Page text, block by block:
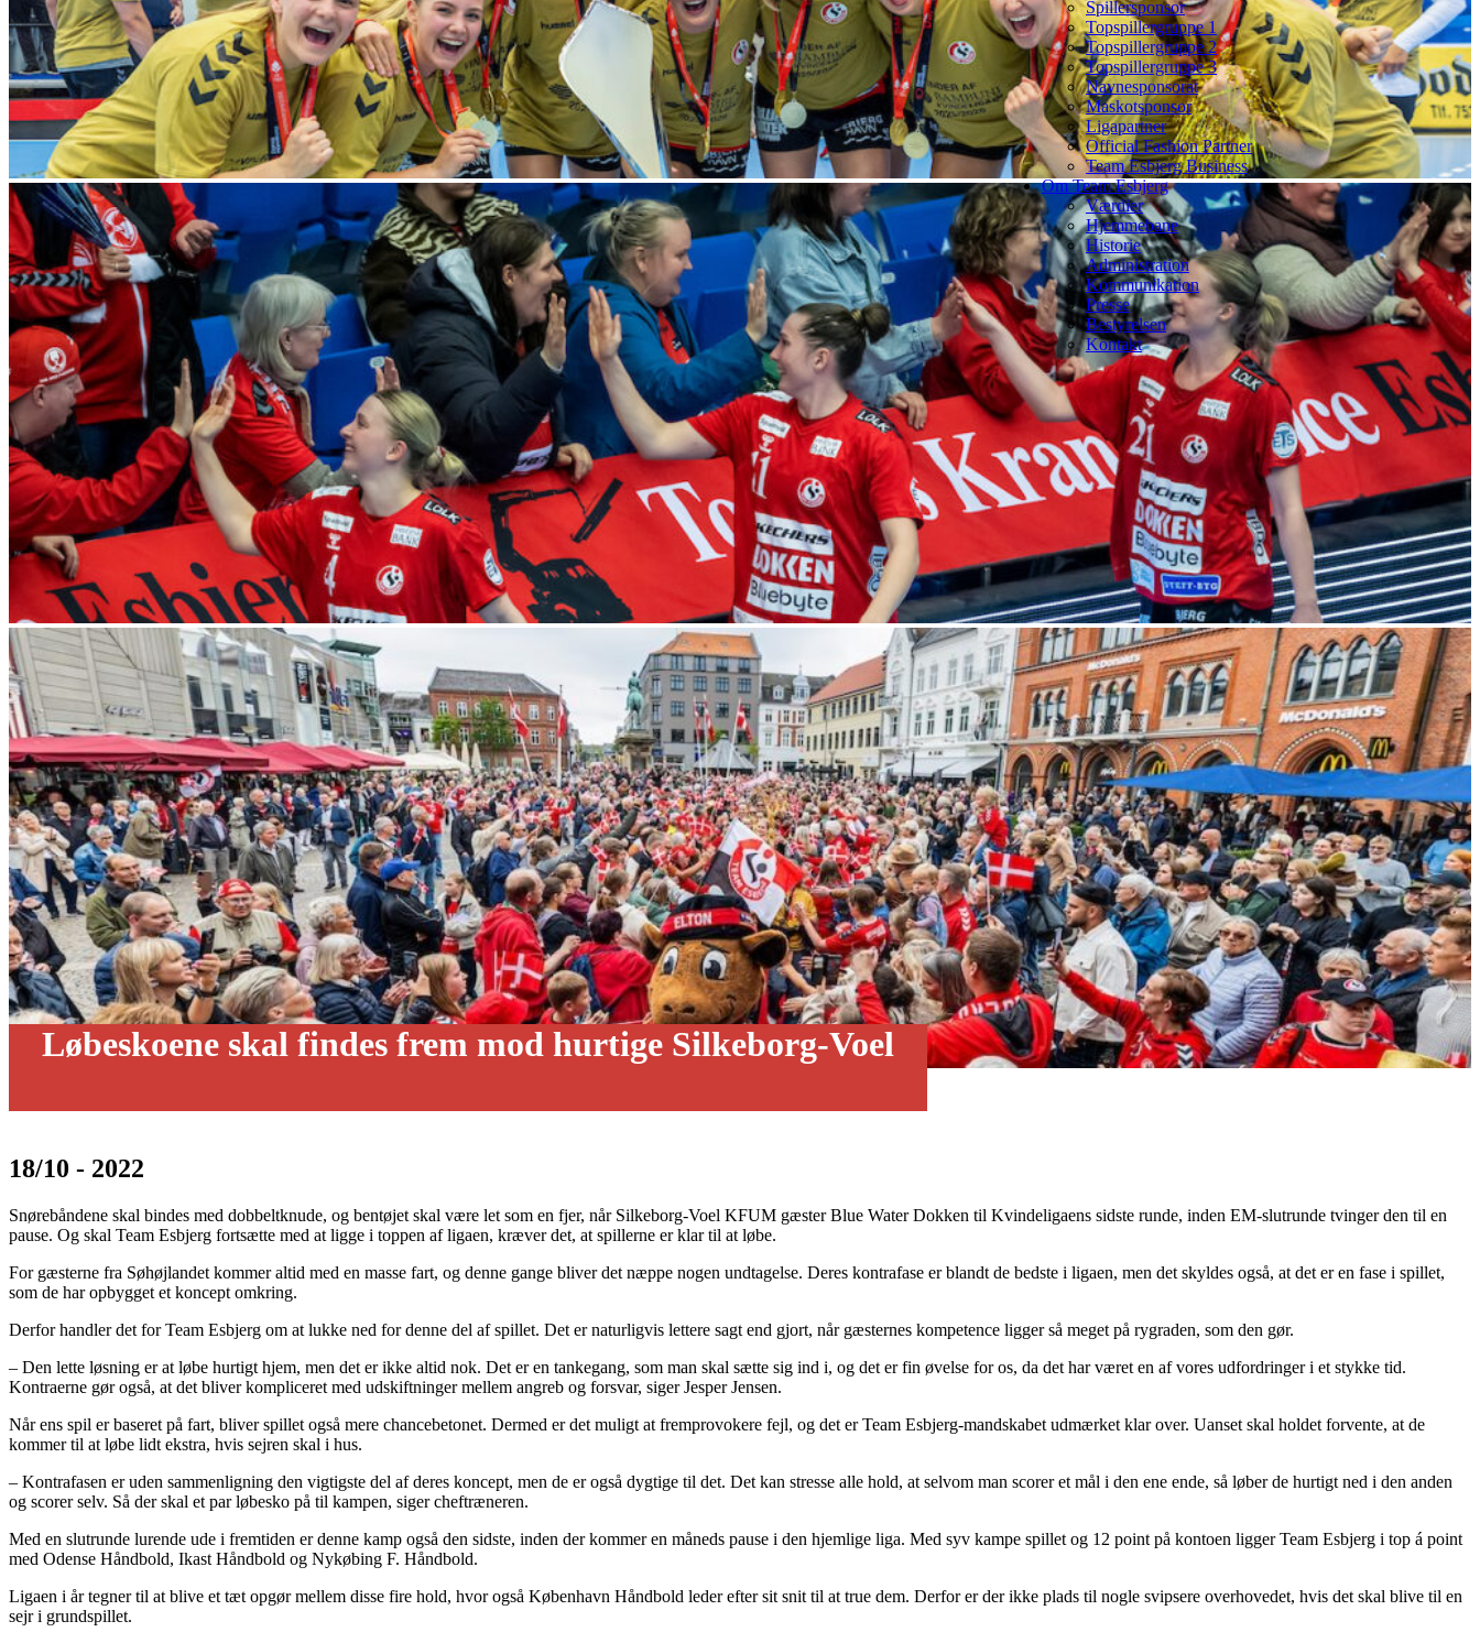
Spillersponsor
Topspillergruppe 1
Topspillergruppe 2
Topspillergruppe 3
Navnesponsorat
Maskotsponsor
Ligapartner
Official Fashion Partner
Team Esbjerg Business
Om Team Esbjerg
Værdier
Hjemmebane
Historie
Administration
Kommunikation
Presse
Bestyrelsen
Kontakt
Løbeskoene skal findes frem mod hurtige Silkeborg-Voel
18/10 - 2022
Snørebåndene skal bindes med dobbeltknude, og bentøjet skal være let som en fjer, når Silkeborg-Voel KFUM gæster Blue Water Dokken til Kvindeligaens sidste runde, inden EM-slutrunde tvinger den til en
pause. Og skal Team Esbjerg fortsætte med at ligge i toppen af ligaen, kræver det, at spillerne er klar til at løbe.
For gæsterne fra Søhøjlandet kommer altid med en masse fart, og denne gange bliver det næppe nogen undtagelse. Deres kontrafase er blandt de bedste i ligaen, men det skyldes også, at det er en fase i spillet,
som de har opbygget et koncept omkring.
Derfor handler det for Team Esbjerg om at lukke ned for denne del af spillet. Det er naturligvis lettere sagt end gjort, når gæsternes kompetence ligger så meget på rygraden, som den gør.
– Den lette løsning er at løbe hurtigt hjem, men det er ikke altid nok. Det er en tankegang, som man skal sætte sig ind i, og det er fin øvelse for os, da det har været en af vores udfordringer i et stykke tid.
Kontraerne gør også, at det bliver kompliceret med udskiftninger mellem angreb og forsvar, siger Jesper Jensen.
Når ens spil er baseret på fart, bliver spillet også mere chancebetonet. Dermed er det muligt at fremprovokere fejl, og det er Team Esbjerg-mandskabet udmærket klar over. Uanset skal holdet forvente, at de
kommer til at løbe lidt ekstra, hvis sejren skal i hus.
– Kontrafasen er uden sammenligning den vigtigste del af deres koncept, men de er også dygtige til det. Det kan stresse alle hold, at selvom man scorer et mål i den ene ende, så løber de hurtigt ned i den anden
og scorer selv. Så der skal et par løbesko på til kampen, siger cheftræneren.
Med en slutrunde lurende ude i fremtiden er denne kamp også den sidste, inden der kommer en måneds pause i den hjemlige liga. Med syv kampe spillet og 12 point på kontoen ligger Team Esbjerg i top á point
med Odense Håndbold, Ikast Håndbold og Nykøbing F. Håndbold.
Ligaen i år tegner til at blive et tæt opgør mellem disse fire hold, hvor også København Håndbold leder efter sit snit til at true dem. Derfor er der ikke plads til nogle svipsere overhovedet, hvis det skal blive til en
sejr i grundspillet.